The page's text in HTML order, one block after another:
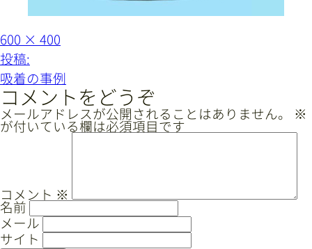
新着情報
採用情報
レールシステムについて
CAD/PDFデータ
フ
ル
サ
イ
ズ
600 × 400
投
稿
ナ
ビ
ゲ
ョ
ン
投稿:
吸着の事例
コメントをどうぞ
メールアドレスが公開されることはありません。 ※
が付いている欄は必須項目です
コメント ※
名前
メール
サイト